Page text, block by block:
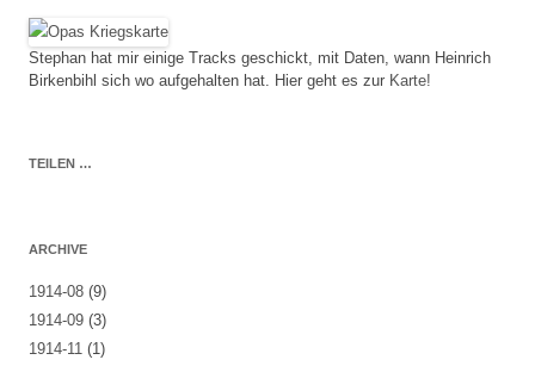
Stephan hat mir einige Tracks geschickt, mit Daten, wann Heinrich
Birkenbihl sich wo aufgehalten hat. Hier geht es zur Karte!
TEILEN …
ARCHIVE
1914-08 (9)
1914-09 (3)
1914-11 (1)